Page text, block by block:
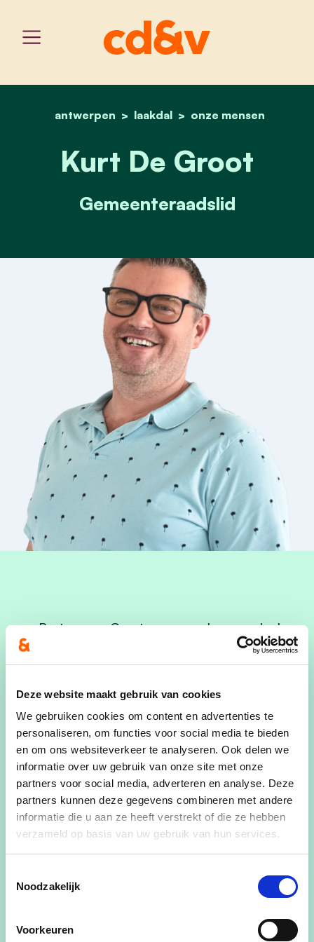
Deze website maakt gebruik van cookies
We gebruiken cookies om content en advertenties te
personaliseren, om functies voor social media te bieden
en om ons websiteverkeer te analyseren. Ook delen we
informatie over uw gebruik van onze site met onze
partners voor social media, adverteren en analyse. Deze
partners kunnen deze gegevens combineren met andere
informatie die u aan ze heeft verstrekt of die ze hebben
verzameld op basis van uw gebruik van hun services.
Noodzakelijk
Voorkeuren
home
antwerpen laakdal onze mensen
kurt de groot
Kurt De Groot
Gemeenteraadslid
Partner van Geert, papa van Lene en Jochen
Zelfstandige
Cultuurmakers Laakdal
Zou een goede hond zijn: sociaal, leergierig
en geduldig
"Mijn drijfveer om in de politiek te gaan is omdat
ik graag tussen de mensen ben. Ik wil de mensen
hun stem laten horen voor Veerle-Heide zonder
de andere deelgemeenten uit het oog te
Pidpa - plaatsvervangend lid van de Algemene
Vergadering
Algemene Vergadering